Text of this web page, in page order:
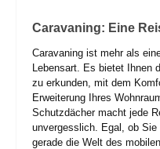
Caravaning: Eine
Caravaning ist mehr als
Lebensart. Es bietet Ihnen
zu erkunden, mit dem
Erweiterung Ihres
Schutzdächer macht jede
unvergesslich. Egal, ob Sie
gerade die Welt des